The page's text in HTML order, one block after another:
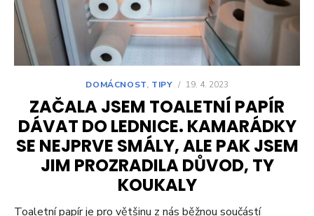
DOMÁCNOST, TIPY / 19. 4. 2023
ZAČALA JSEM TOALETNÍ PAPÍR
DÁVAT DO LEDNICE. KAMARÁDKY
SE NEJPRVE SMÁLY, ALE PAK JSEM
JIM PROZRADILA DŮVOD, TY
KOUKALY
Toaletní papír je pro většinu z nás běžnou součástí